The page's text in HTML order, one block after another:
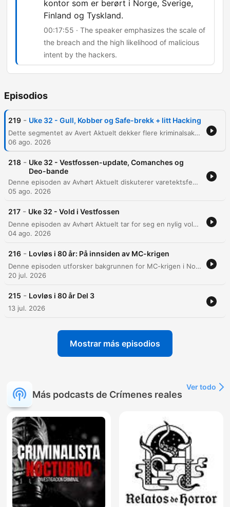
kontor som er berørt i Norge, Sverige,
Finland og Tyskland.
00:17:55 · The speaker emphasizes the scale of
the breach and the high likelihood of malicious
intent by the hackers.
Episodios
219 - Uke 32 - Gull, Kobber og Safe-brekk + litt Hacking
Dette segmentet av Avert Aktuelt dekker flere kriminalsaker, inkludert et gullsmedran i Norge med spor etter rumenske sko, kobbertyveri i Nannestad, og et innbrudd i en luksusvilla i Sverige. Programlederne diskuterer også betydningen av innsiderinformasjon ved tyverier og avslutter med et datainnbrudd hos Ride, hvor uvedkommende har fått tilgang til personopplysninger.
06 ago. 2026
218 - Uke 32 - Vestfossen-update, Comanches og
Deo-bande
Denne episoden av Avhørt Aktuelt diskuterer varetektsfengslingen av to menn etter en voldsepisode i Vestfossen, samt den historiske dommen mot Comanches-medlemmer basert på gjengforbudsloven. Programlederne utforsker også dynamikken i 1%-miljøet og utfordringene politiet har med å bevise organisert kriminalitet i motorsykkelklubber. Samtalen berører også ulike kriminalsaker, inkludert et nylig tyveri av deodoranter på en Coop-Prix i Bergen hvor politiet brukte drone. Videre diskuteres politiets bruk av moderne verktøy kontra tidligere tiders metoder, samt de økonomiske konsekvensene av dyrtid.
05 ago. 2026
217 - Uke 32 - Vold i Vestfossen
Denne episoden av Avhørt Aktuelt tar for seg en nylig voldshendelse i Vestfossen-miljøet involverende personene Habib og Rino. Programlederne diskuterer en video som viser en konfrontasjon på en parkeringsplass, der det rapporteres om knivstikking, fysiske skader og påfølgende drapstrusler mot fornærmedes familie. Videre diskuteres trusler knyttet til kriminelle miljøer, spesielt bruken av navnet Fokstrått i trusselmeldinger. Episoden belyser den eskalerende volden i Vestfossen og bekymringen for sikkerheten i lokalsamfunnet etter nylige hendelser.
04 ago. 2026
216 - Lovløs i 80 år: På innsiden av MC-krigen
Denne episoden utforsker bakgrunnen for MC-krigen i Norden og de interne strukturene i motorsykkelgjenger. Gjennom et intervju med den pensjonerte politimannen Jon Malden får vi innsikt i hvordan miljøene er organisert, hvem medlemmene ofte er, og utfordringene med å skille mellom kriminelle handlinger og livsstil. Videre belyses utviklingen fra de tidlige motorsykkelklubbene til den voldelige konflikten mellom Hells Angels og Bandidos, inkludert politiets forsøk på dialog fremfor konfrontasjon. Episoden diskuterer også skiftet fra tradisjonelle MC-gjenger til moderne ungdomsgjenger som Satudarah, og de bekymringsfulle trendene med rekruttering av barn i kriminelle miljøer.
20 jul. 2026
215 - Lovløs i 80 år Del 3
13 jul. 2026
Mostrar más episodios
Más podcasts de Crímenes reales
Ver todo